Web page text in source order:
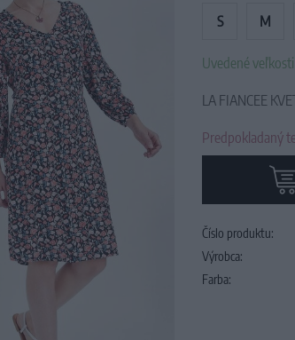
S M
Uvedené
LA FIANCEE
Predpokladaný
Číslo produktu:
Výrobca:
Farba: